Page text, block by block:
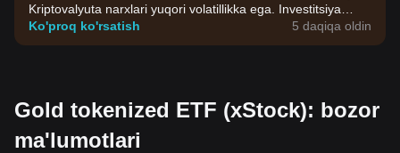
Kriptovalyuta narxlari yuqori volatillikka ega. Investitsiya
qarorlarini o'zingizning riskga chidamliligingiz asosida qabul
qiling.
Ko'proq ko'rsatish 5 daqiqa oldin
Gold tokenized ETF (xStock): bozor
ma'lumotlari